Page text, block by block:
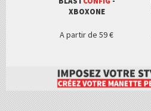
XBOXONE
A partir de59 €